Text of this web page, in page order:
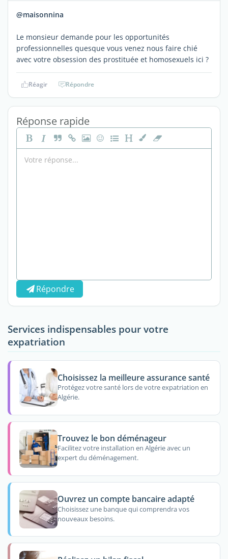
@maisonnina
Le monsieur demande pour les opportunités
professionnelles quesque vous venez nous faire chié
avec votre obsession des prostituée et homosexuels ici ?
Réagir Répondre
Réponse rapide
Répondre
Services indispensables pour votre
expatriation
Choisissez la meilleure assurance santé
Protégez votre santé lors de votre expatriation en
Algérie.
Trouvez le bon déménageur
Facilitez votre installation en Algérie avec un
expert du déménagement.
Ouvrez un compte bancaire adapté
Choisissez une banque qui comprendra vos
nouveaux besoins.